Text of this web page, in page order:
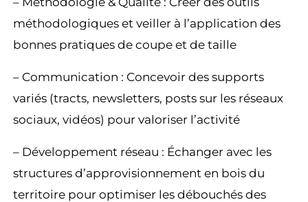
méthodologiques et veiller à l’application des
bonnes pratiques de coupe et de taille
– Communication : Concevoir des supports
variés (tracts, newsletters, posts sur les réseaux
sociaux, vidéos) pour valoriser l’activité
– Développement réseau : Échanger avec les
structures d’approvisionnement en bois du
territoire pour optimiser les débouchés des